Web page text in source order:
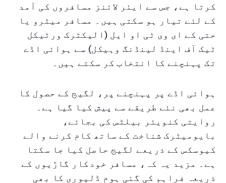
کرتا ہے، جس سے ایئر لائنز مسافروں کی آمد
کے لئے تیار ہو سکتی ہیں۔ مسافر میٹرو یا
حتی کے ای وی ٹی او ایل (الیکٹرک ورٹیکل
ٹیک آف اینڈ لینڈنگ وہیکل) سے ہوائی اڈے
تک پہنچنے کا انتخاب کر سکتے ہیں۔
ہوائی اڈے پر پہنچنے پر، لگیج کے حصول کا
عمل بھی نئے طریقے سے پیش کیا گیا ہے۔
روایتی کنویئر بیلٹس کی بجائے،
بایومیٹرک شناخت کے ساتھ کام کرنے والے
کیوسکس کے ذریعے لگیج حاصل کیا جا سکتا
ہے۔ مزید یہ کہ، مسافر خودکار گاڑیوں کے
ذریعہ فراہم کی گئی ہوم ڈلیوری کا بھی